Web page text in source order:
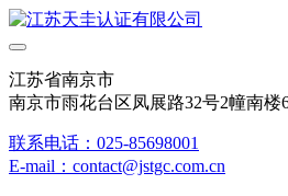
江苏省南京市
南京市雨花台区凤展路32号2幢南楼
联系电话：025-85698001
E-mail：contact@jstgc.com.cn